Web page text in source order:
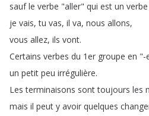
sauf le verbe "aller" qui est un verbe
je vais,tu vas, il va, nous allons,
vous allez, ils vont.
Certains verbes du 1er groupe en "-
un petit peu irrégulière.
Les terminaisons sont toujours les
mais il peut y avoir quelques